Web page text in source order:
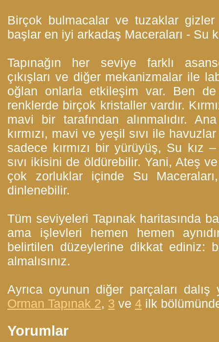
Birçok bulmacalar ve tuzaklar gizler
başlar en iyi arkadaş Maceraları - Su
Tapınağın her seviye farklı
çıkışları ve diğer mekanizmalar ile
oğlan onlarla etkileşim var. Ben de
renklerde birçok kristaller vardır.
mavi bir tarafından alınmalıdır.
kırmızı, mavi ve yeşil sıvı ile
sadece kırmızı bir yürüyüş, Su kız
sıvı ikisini de öldürebilir. Yani, Ateş
çok zorluklar içinde Su
dinlenebilir.
Tüm seviyeleri Tapınak haritasında
ama işlevleri hemen hemen
belirtilen düzeylerine dikkat ediniz:
almalısınız.
Ayrıca oyunun diğer parçaları
Orman Tapınak 2, 3 ve 4 ilk
Yorumlar